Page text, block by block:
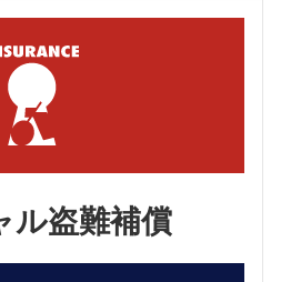
ル盗難補償